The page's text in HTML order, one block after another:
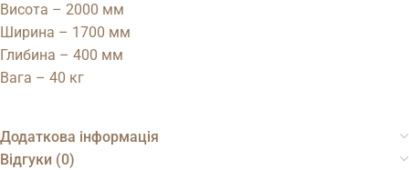
Висота – 2000 мм
Ширина – 1700 мм
Глибина – 400 мм
Вага – 40 кг
Додаткова інформація
Відгуки (0)